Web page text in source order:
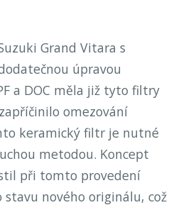
Grand Vitara s
úpravou
a DOC měla již tyto filtry
omezování
keramický filtr je nutné
metodou. Koncept
při tomto provedení
nového originálu, což